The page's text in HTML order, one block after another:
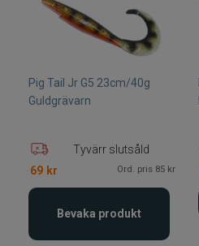
Pig Tail Jr G5 23cm/40g
Guldgrävarn
Tyvärr slutsåld
69 kr Ord. pris 85 kr
Bevaka produkt